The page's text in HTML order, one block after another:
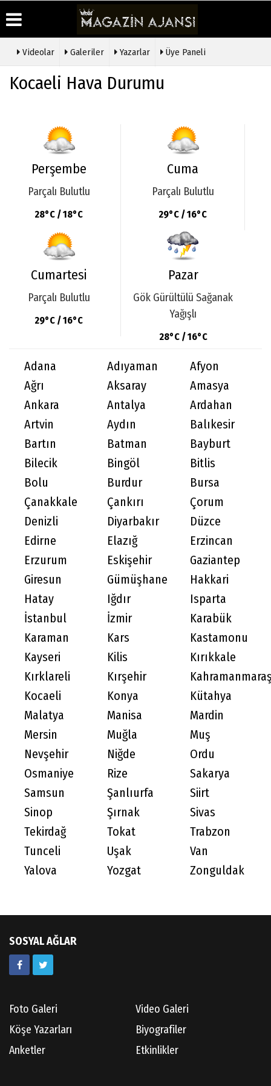
Üye Paneli
Haber
Arşivi
Günün
Haberleri
Durumu
Yazarları
Galeri
Etkinlikler
Videolar Galeriler Yazarlar Üye Paneli
Kocaeli Hava Durumu
Perşembe
Parçalı Bulutlu
28°C / 18°C
Cuma
Parçalı Bulutlu
29°C / 16°C
Cumartesi
Parçalı Bulutlu
29°C / 16°C
Pazar
Gök Gürültülü Sağanak
Yağışlı
28°C / 16°C
Adana Adıyaman
Afyon
Ağrı
Aksaray
Amasya
Ankara
Antalya
Ardahan
Artvin
Aydın
Balıkesir
Bartın
Batman
Bayburt
Bilecik
Bingöl
Bitlis
Bolu
Burdur
Bursa
Çanakkale
Çankırı
Çorum
Denizli
Diyarbakır
Düzce
Edirne
Elazığ
Erzincan
Erzurum
Eskişehir
Gaziantep
Giresun
Gümüşhane
Hakkari
Hatay
Iğdır
Isparta
İstanbul
İzmir
Karabük
Karaman
Kars
Kastamonu
Kayseri
Kilis
Kırıkkale
Kırklareli
Kırşehir
Kocaeli
Konya
Kütahya
Malatya
Manisa
Mardin
Mersin
Muğla
Muş
Nevşehir
Niğde
Ordu
Osmaniye
Rize
Sakarya
Samsun
Şanlıurfa
Siirt
Sinop
Şırnak
Sivas
Tekirdağ
Tokat
Trabzon
Tunceli
Uşak
Van
Yalova
Yozgat Zonguldak
SOSYAL AĞLAR
Foto Galeri
Video Galeri
Köşe Yazarları
Biyografiler
Anketler
Etkinlikler